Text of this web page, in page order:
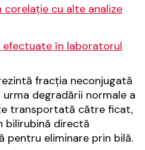
corelație cu alte analize
efectuate în laboratorul
fracția neconjugată
degradării normale a
transportată către ficat,
bilirubină directă
pentru eliminare prin bilă.